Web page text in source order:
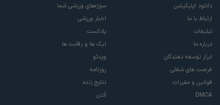
دانلود اپلیکیشن
ارتباط با ما
تبلیغات
درباره ما
ابزار توسعه دهندگان
فرصت های شغلی
قوانین و مقررات
DMCA
سوژه‌های ورزشی شما
اخبار ورزشی
پادکست
لیگ ها و رقابت ها
ویدئو
روزنامه
نتایج زنده
آنتن